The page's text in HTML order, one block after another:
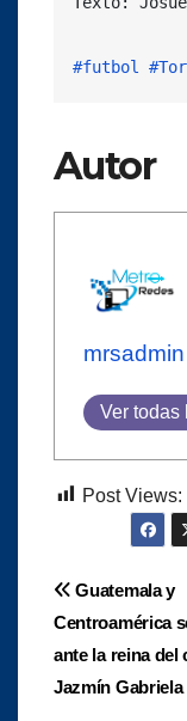
#futbol
Autor
mrsadmin
Ver todas
Post Views:
de
Guatemala y
Centroamérica
ante la reina del
Jazmín Gabriela